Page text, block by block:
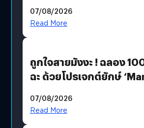
07/08/2026
Read More
ถูกใจสายมังงะ ! ฉลอง
ฉะ ด้วยโปรเจกต์ยักษ์
มีภาษาไทยด้วย
07/08/2026
Read More